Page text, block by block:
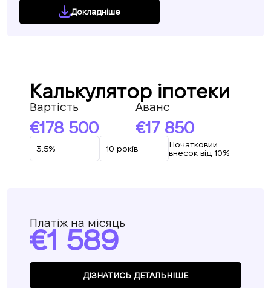
Докладніше
Калькулятор іпотеки
Вартість
178 500
Аванс
17 850
Початковий
внесок від 10%
Платіж на місяць
1 589
ДІЗНАТИСЬ ДЕТАЛЬНІШЕ